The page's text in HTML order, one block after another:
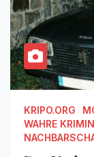
KRIPO.ORG
WAHRE